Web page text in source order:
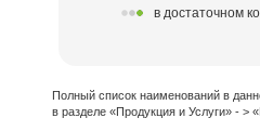
в достаточном
Полный список наименований в
в разделе «Продукция и Услуги» -